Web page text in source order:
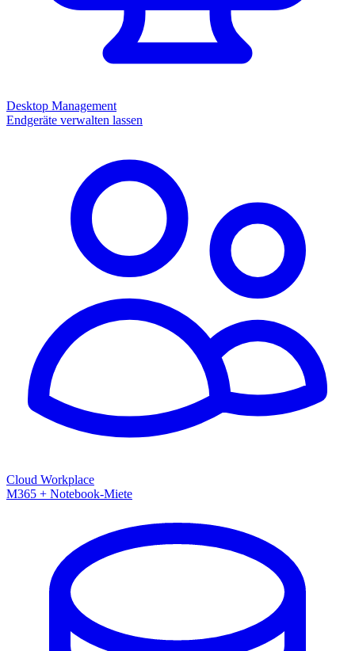
Desktop Management
Endgeräte verwalten lassen
Cloud Workplace
M365 + Notebook-Miete